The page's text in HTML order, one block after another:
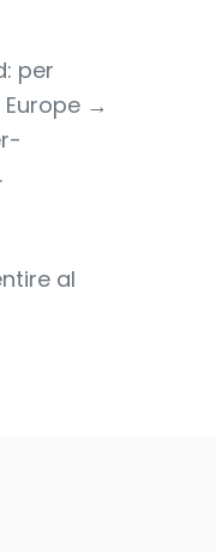
per
Europe →
al